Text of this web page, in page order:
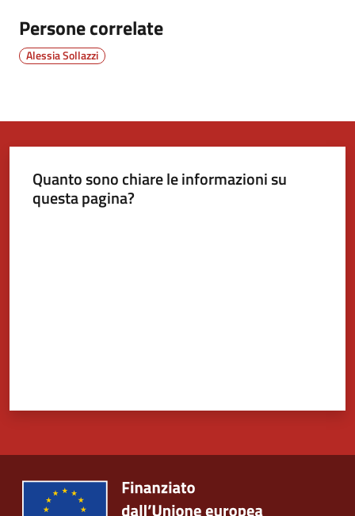
argomenti...
Persone correlate
Alessia Sollazzi
Quanto sono chiare le informazioni su
questa pagina?